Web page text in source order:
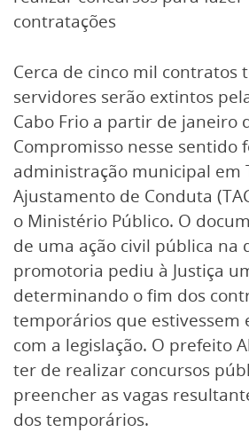
contratações
Cerca de cinco mil contratos
servidores serão extintos
Cabo Frio a partir de janeiro
Compromisso nesse sentido
administração municipal em
Ajustamento de Conduta
o Ministério Público. O
de uma ação civil pública na
promotoria pediu à Justiça
determinando o fim dos
temporários que estivessem
com a legislação. O prefeito
ter de realizar concursos
preencher as vagas
dos temporários.